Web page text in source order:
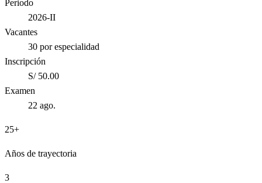
Periodo
2026-II
Vacantes
30 por especialidad
Inscripción
S/ 50.00
Examen
22 ago.
25+
Años de trayectoria
3